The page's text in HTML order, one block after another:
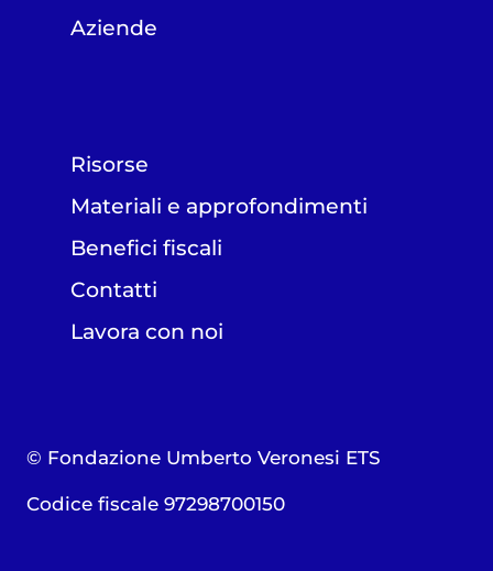
Aziende
Risorse
Materiali e approfondimenti
Benefici fiscali
Contatti
Lavora con noi
© Fondazione Umberto Veronesi ETS
Codice fiscale 97298700150